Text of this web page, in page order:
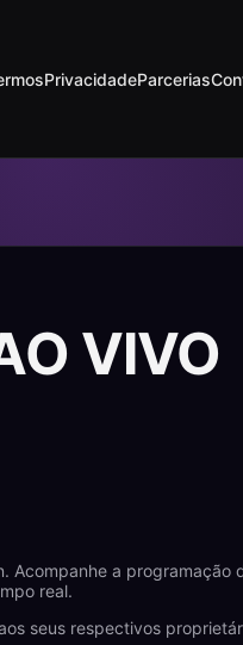
PrivacidadeParcerias
VIVO
Acompanhe a programação
real.
seus respectivos